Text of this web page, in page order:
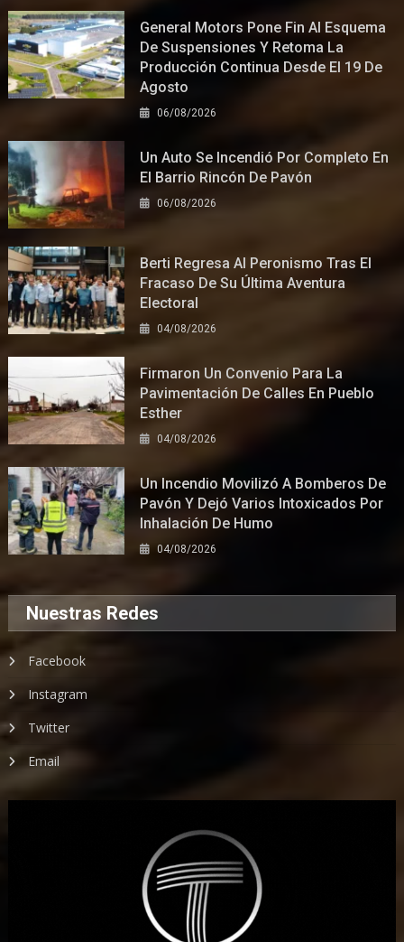
General Motors Pone Fin Al Esquema
De Suspensiones Y Retoma La
Producción Continua Desde El 19 De
Agosto
06/08/2026
Un Auto Se Incendió Por Completo En
El Barrio Rincón De Pavón
06/08/2026
Berti Regresa Al Peronismo Tras El
Fracaso De Su Última Aventura
Electoral
04/08/2026
Firmaron Un Convenio Para La
Pavimentación De Calles En Pueblo
Esther
04/08/2026
Un Incendio Movilizó A Bomberos De
Pavón Y Dejó Varios Intoxicados Por
Inhalación De Humo
04/08/2026
Nuestras Redes
Facebook
Instagram
Twitter
Email